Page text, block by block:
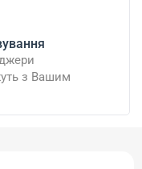
з Вашим